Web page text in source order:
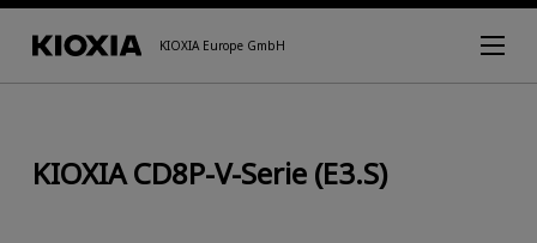
KIOXIA Europe GmbH
KIOXIA CD8P-V-Serie (E3.S)